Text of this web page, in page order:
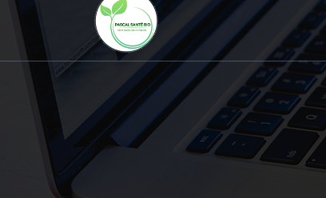
Votre santé notre priorité